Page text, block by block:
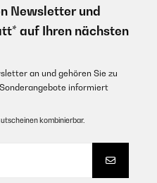
GEPRÜFTE BEWERTUNG
Newsletter und
auf Ihren nächsten
an und gehören Sie zu
informiert
kombinierbar.